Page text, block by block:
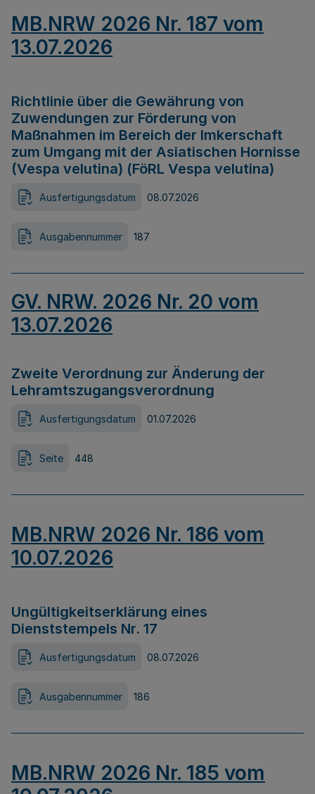
MB.NRW 2026 Nr. 187 vom
13.07.2026
Richtlinie über die Gewährung von
Zuwendungen zur Förderung von
Maßnahmen im Bereich der Imkerschaft
zum Umgang mit der Asiatischen Hornisse
(Vespa velutina) (FöRL Vespa velutina)
Ausfertigungsdatum 08.07.2026
Ausgabennummer 187
GV. NRW. 2026 Nr. 20 vom
13.07.2026
Zweite Verordnung zur Änderung der
Lehramtszugangsverordnung
Ausfertigungsdatum 01.07.2026
Seite 448
MB.NRW 2026 Nr. 186 vom
10.07.2026
Ungültigkeitserklärung eines
Dienststempels Nr. 17
Ausfertigungsdatum 08.07.2026
Ausgabennummer 186
MB.NRW 2026 Nr. 185 vom